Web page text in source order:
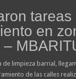
tareas
en
–
limpieza barrial,
de las calles